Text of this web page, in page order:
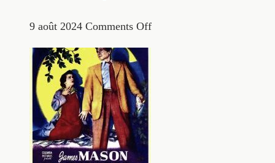
9 août 2024 Comments Off